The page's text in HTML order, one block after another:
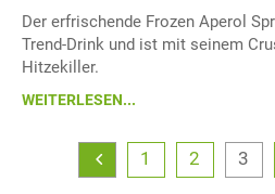
Der erfrischende Frozen Aperol
Trend-Drink und ist mit seinem
Hitzekiller.
WEITERLESEN...
1 2 3